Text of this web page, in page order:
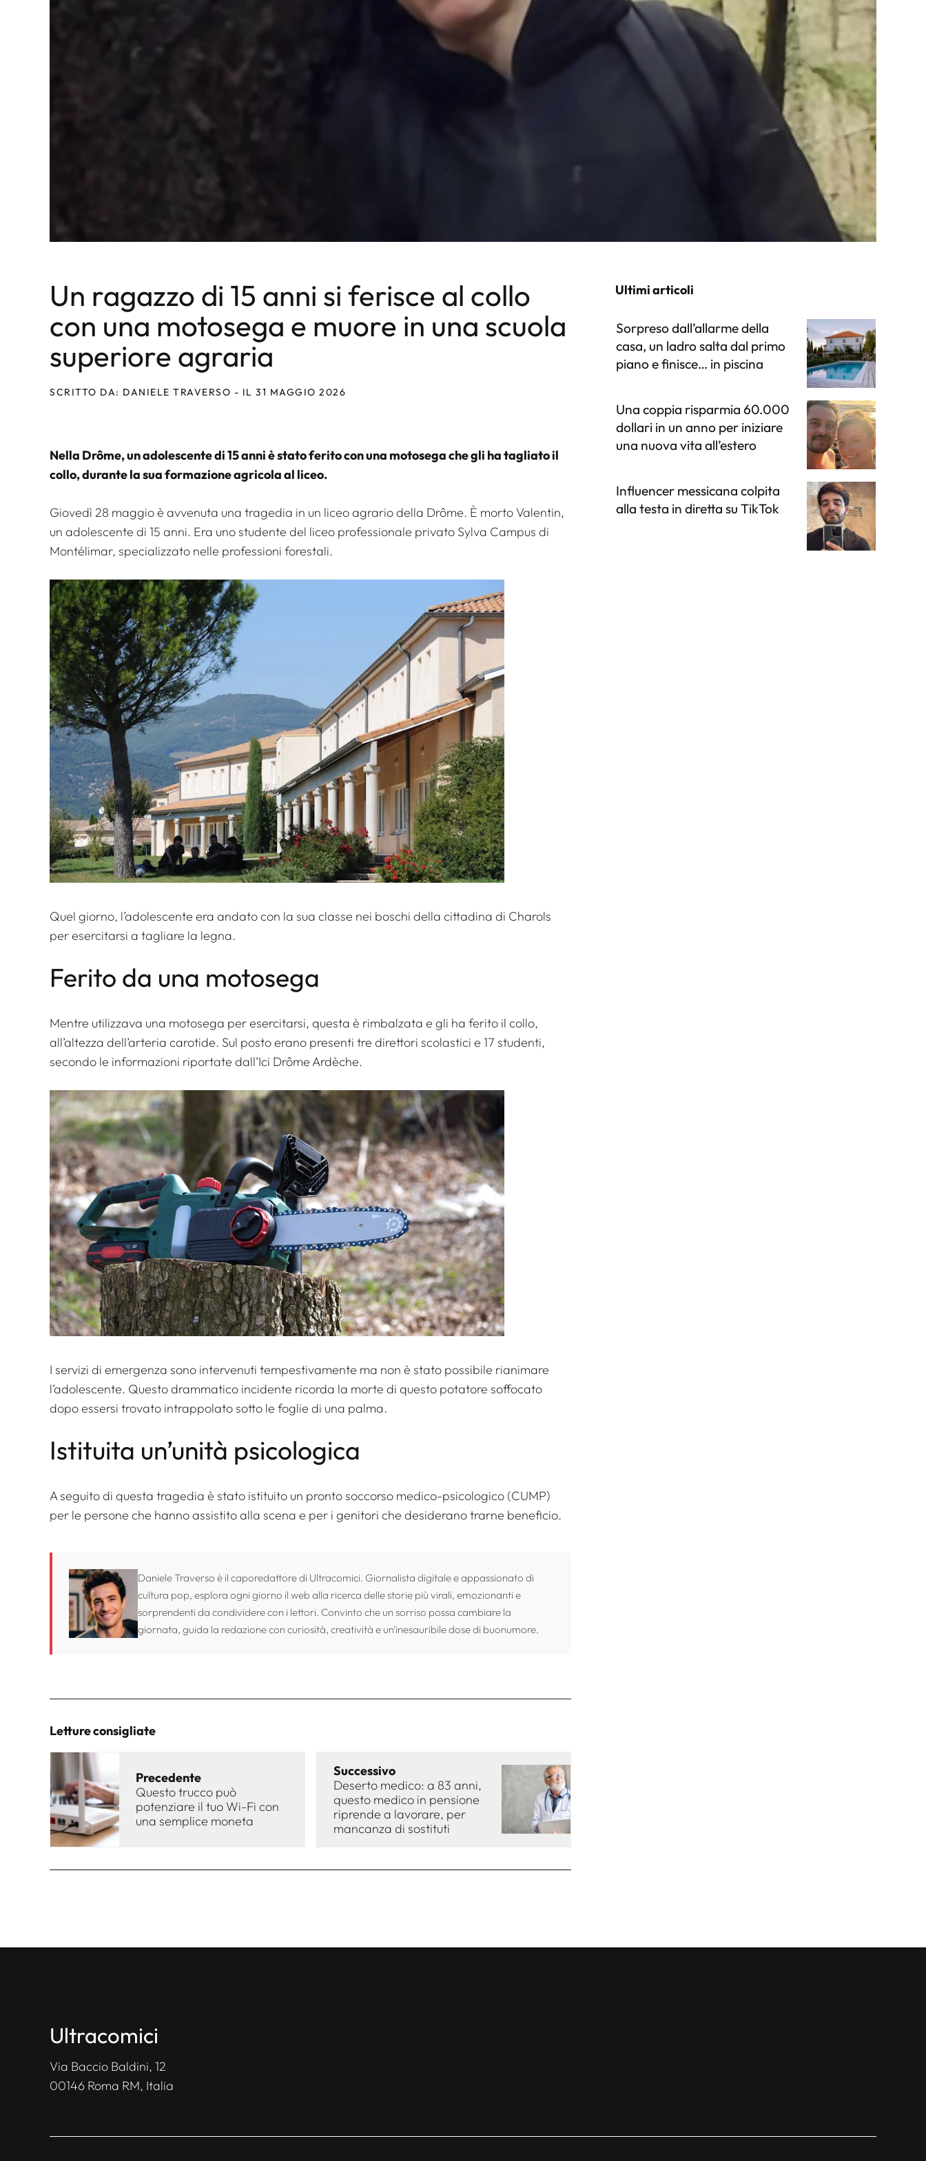
Un ragazzo di 15 anni si ferisce al collo
con una motosega e muore in una scuola
superiore agraria
SCRITTO DA: DANIELE TRAVERSO - IL 31 MAGGIO 2026
Nella Drôme, un adolescente di 15 anni è stato ferito con una motosega che gli ha tagliato il
collo, durante la sua formazione agricola al liceo.
Giovedì 28 maggio è avvenuta una tragedia in un liceo agrario della Drôme. È morto Valentin,
un adolescente di 15 anni. Era uno studente del liceo professionale privato Sylva Campus di
Montélimar, specializzato nelle professioni forestali.
Quel giorno, l’adolescente era andato con la sua classe nei boschi della cittadina di Charols
per esercitarsi a tagliare la legna.
Ferito da una motosega
Mentre utilizzava una motosega per esercitarsi, questa è rimbalzata e gli ha ferito il collo,
all’altezza dell’arteria carotide. Sul posto erano presenti tre direttori scolastici e 17 studenti,
secondo le informazioni riportate dall’Ici Drôme Ardèche.
I servizi di emergenza sono intervenuti tempestivamente ma non è stato possibile rianimare
l’adolescente. Questo drammatico incidente ricorda la morte di questo potatore soffocato
dopo essersi trovato intrappolato sotto le foglie di una palma.
Istituita un’unità psicologica
A seguito di questa tragedia è stato istituito un pronto soccorso medico-psicologico (CUMP)
per le persone che hanno assistito alla scena e per i genitori che desiderano trarne beneficio.
Daniele Traverso è il caporedattore di Ultracomici. Giornalista digitale e appassionato di
cultura pop, esplora ogni giorno il web alla ricerca delle storie più virali, emozionanti e
sorprendenti da condividere con i lettori. Convinto che un sorriso possa cambiare la
giornata, guida la redazione con curiosità, creatività e un'inesauribile dose di buonumore.
Letture consigliate
Precedente
Questo trucco può
potenziare il tuo Wi-Fi con
una semplice moneta
Successivo
Deserto medico: a 83 anni,
questo medico in pensione
riprende a lavorare, per
mancanza di sostituti
Ultimi articoli
Sorpreso dall’allarme della
casa, un ladro salta dal primo
piano e finisce… in piscina
Una coppia risparmia 60.000
dollari in un anno per iniziare
una nuova vita all’estero
Influencer messicana colpita
alla testa in diretta su TikTok
Ultracomici
Via Baccio Baldini, 12
00146 Roma RM, Italia